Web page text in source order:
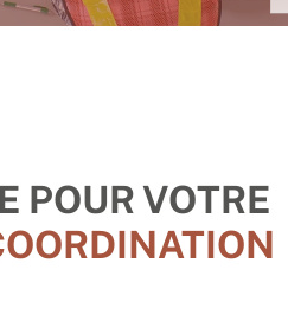
POUR VOTRE